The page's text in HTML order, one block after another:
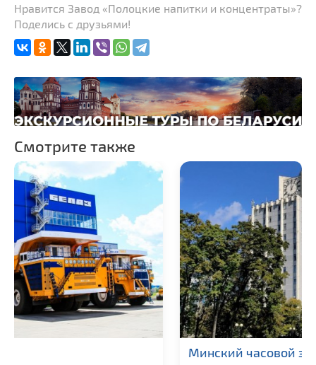
Памятники природы
Родовые усадьбы
Памятники
Памятники геодезии
Памятники известным
людям
Костелы
Кирхи
Национальные парки и
заказники
Нравится Завод «Полоцкие напитки и концентраты»?
Поделись с друзьями!
Смотрите также
Минский часовой завод «Луч»